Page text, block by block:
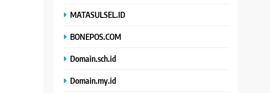
MATASULSEL.ID
BONEPOS.COM
Domain.sch.id
Domain.my.id